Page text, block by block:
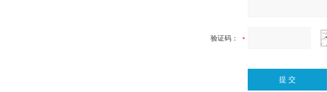
验证码：